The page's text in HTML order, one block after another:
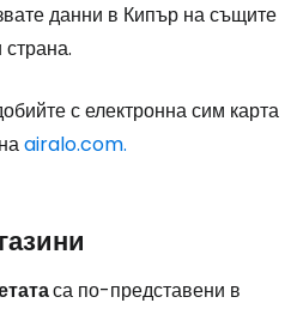
данни в Кипър на същите
с електронна сим карта
airalo.com.
са по-представени в